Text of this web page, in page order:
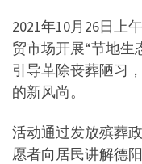
2021年10月26日上
贸市场开展“节地生
引导革除丧葬陋习
的新风尚。
活动通过发放殡葬
愿者向居民讲解德